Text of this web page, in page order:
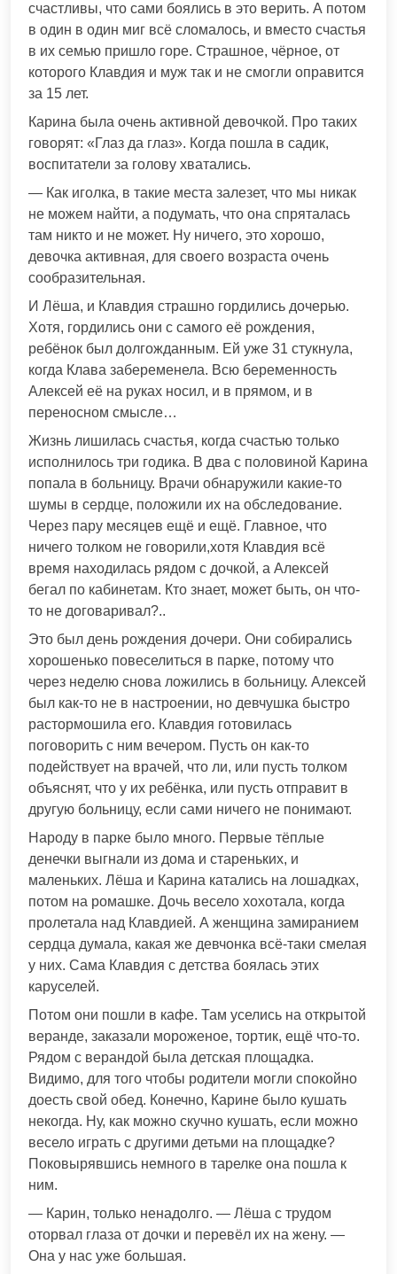
счастливы, что сами боялись в это верить. А потом
в один в один миг всё сломалось, и вместо счастья
в их семью пришло горе. Страшное, чёрное, от
которого Клавдия и муж так и не смогли оправится
за 15 лет.
Карина была очень активной девочкой. Про таких
говорят: «Глаз да глаз». Когда пошла в садик,
воспитатели за голову хватались.
— Как иголка, в такие места залезет, что мы никак
не можем найти, а подумать, что она спряталась
там никто и не может. Ну ничего, это хорошо,
девочка активная, для своего возраста очень
сообразительная.
И Лёша, и Клавдия страшно гордились дочерью.
Хотя, гордились они с самого её рождения,
ребёнок был долгожданным. Ей уже 31 стукнула,
когда Клава забеременела. Всю беременность
Алексей её на руках носил, и в прямом, и в
переносном смысле…
Жизнь лишилась счастья, когда счастью только
исполнилось три годика. В два с половиной Карина
попала в больницу. Врачи обнаружили какие-то
шумы в сердце, положили их на обследование.
Через пару месяцев ещё и ещё. Главное, что
ничего толком не говорили,хотя Клавдия всё
время находилась рядом с дочкой, а Алексей
бегал по кабинетам. Кто знает, может быть, он что-
то не договаривал?..
Это был день рождения дочери. Они собирались
хорошенько повеселиться в парке, потому что
через неделю снова ложились в больницу. Алексей
был как-то не в настроении, но девчушка быстро
растормошила его. Клавдия готовилась
поговорить с ним вечером. Пусть он как-то
подействует на врачей, что ли, или пусть толком
объяснят, что у их ребёнка, или пусть отправит в
другую больницу, если сами ничего не понимают.
Народу в парке было много. Первые тёплые
денечки выгнали из дома и стареньких, и
маленьких. Лёша и Карина катались на лошадках,
потом на ромашке. Дочь весело хохотала, когда
пролетала над Клавдией. А женщина замиранием
сердца думала, какая же девчонка всё-таки смелая
у них. Сама Клавдия с детства боялась этих
каруселей.
Потом они пошли в кафе. Там уселись на открытой
веранде, заказали мороженое, тортик, ещё что-то.
Рядом с верандой была детская площадка.
Видимо, для того чтобы родители могли спокойно
доесть свой обед. Конечно, Карине было кушать
некогда. Ну, как можно скучно кушать, если можно
весело играть с другими детьми на площадке?
Поковырявшись немного в тарелке она пошла к
ним.
— Карин, только ненадолго. — Лёша с трудом
оторвал глаза от дочки и перевёл их на жену. —
Она у нас уже большая.